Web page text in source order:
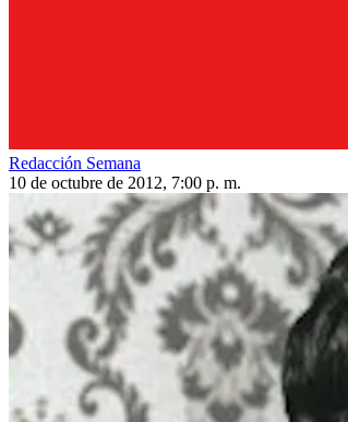
Redacción Semana
10 de octubre de 2012, 7:00 p. m.